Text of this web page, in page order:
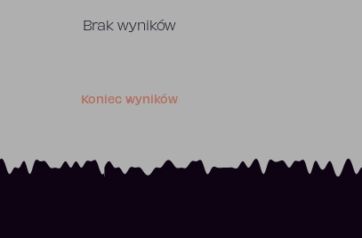
Brak wyników
Koniec wyników